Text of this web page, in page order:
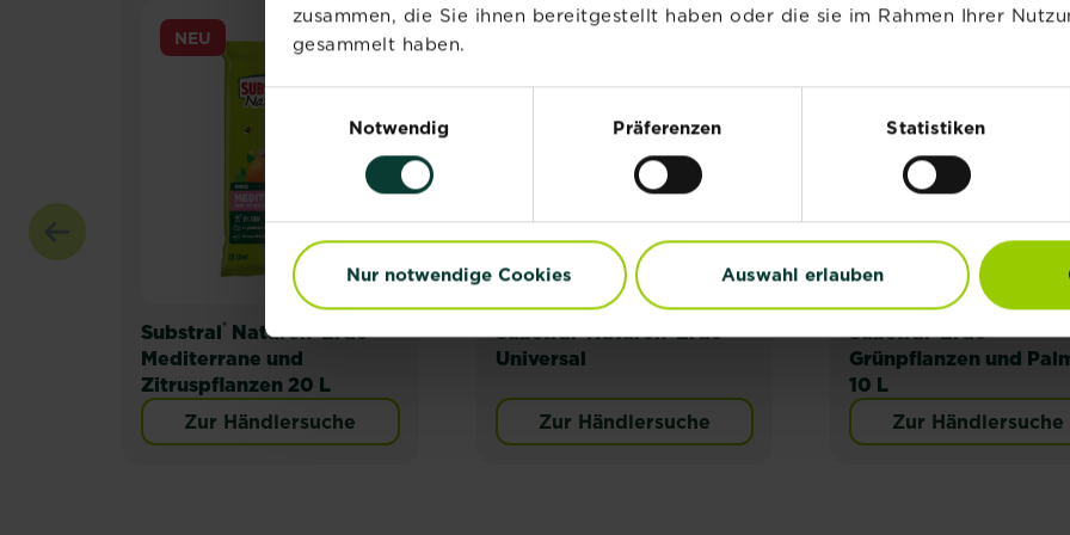
zusammen, die Sie ihnen bereitgestellt haben oder die sie im Rahmen Ihrer
gesammelt haben.
Einwilligungsauswahl
Notwendig
Präferenzen Statistiken
Nur notwendige Cookies Auswahl erlauben
Substral® NaturenErde
Mediterrane und
Zitruspflanzen 20 L
Zur Händlersuche
NEU
SubstralNaturenErde
Universal
Zur Händlersuche
SubstralErde
Grünpflanzen und
10 L
Zur Händlersuche